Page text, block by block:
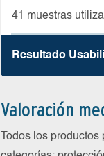
41 muestras
Resultado
Valoración
Todos los